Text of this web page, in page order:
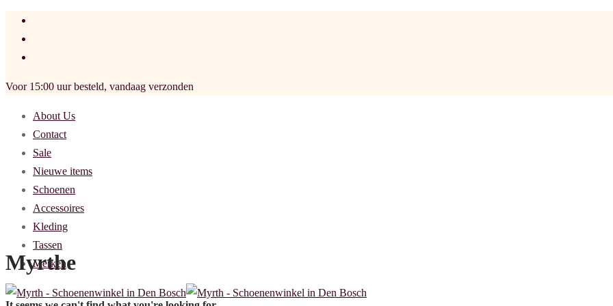
Voor 15:00 uur besteld, vandaag verzonden
About Us
Contact
Sale
Nieuwe items
Schoenen
Accessoires
Kleding
Tassen
Merken
Myrthe